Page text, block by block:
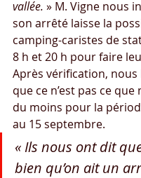
vallée. » M. Vigne nous
son arrêté laisse la
camping-caristes de
8 h et 20 h pour faire
Après vérification, nous
que ce n’est pas ce que
du moins pour la
au 15 septembre.
« Ils nous ont dit
bien qu’on ait un